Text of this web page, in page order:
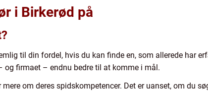
i Birkerød på
til din fordel, hvis du kan finde en, som allerede har
og firmaet – endnu bedre til at komme i mål.
om deres spidskompetencer. Det er uanset, om du